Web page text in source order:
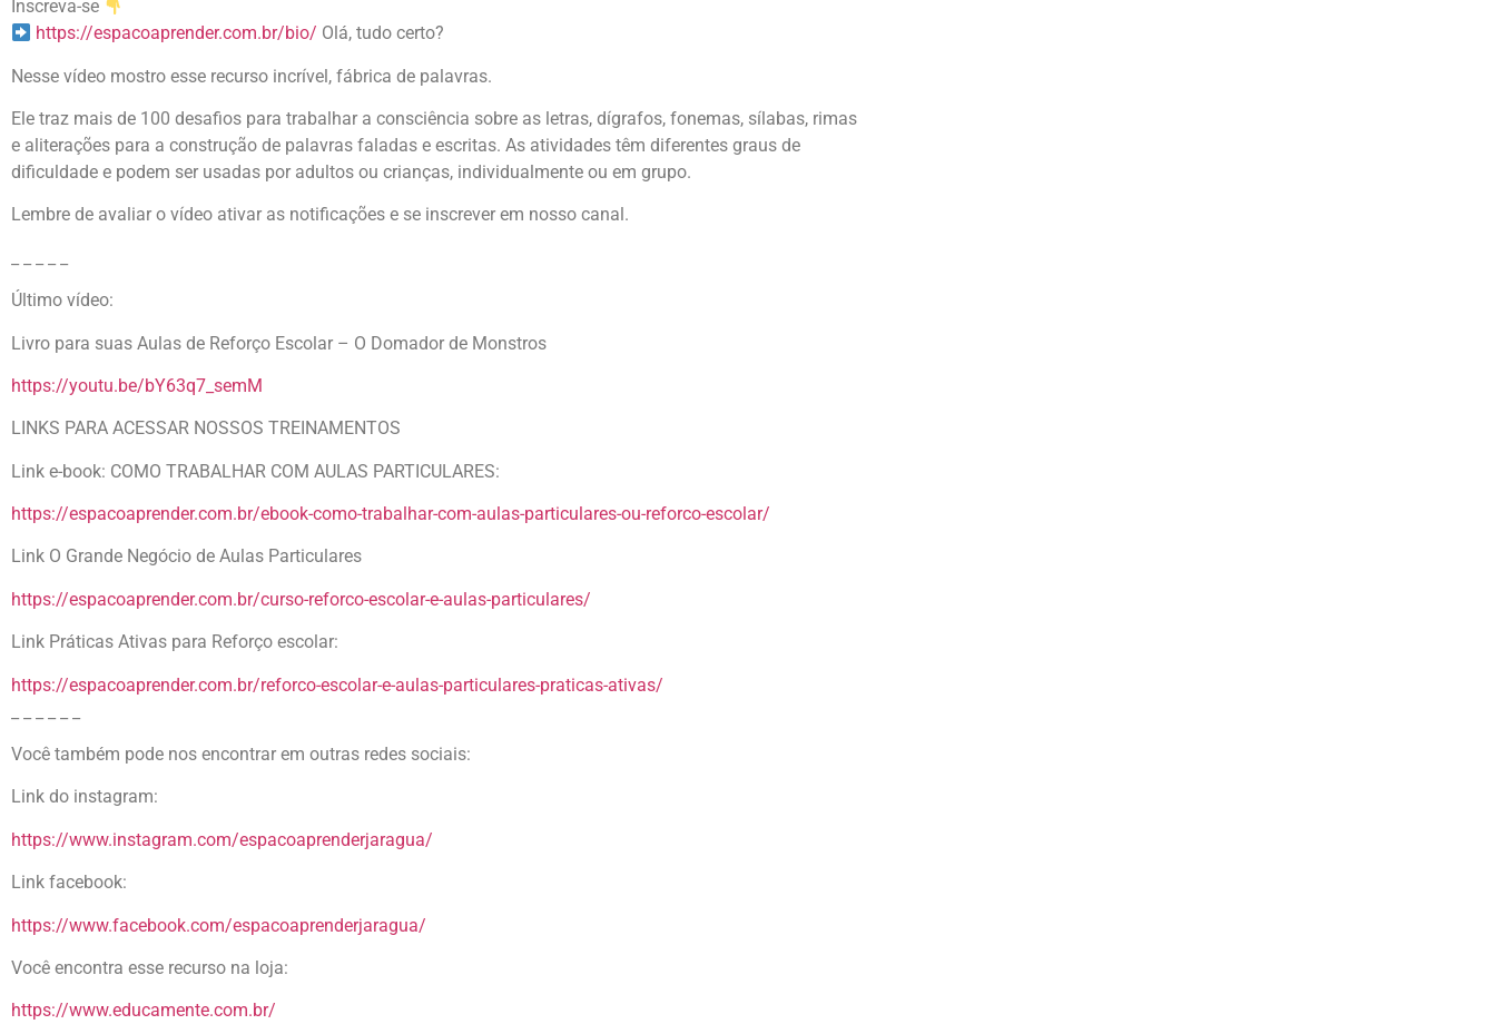
Inscreva-se
https://espacoaprender.com.br/bio/ Olá, tudo certo?
Nesse vídeo mostro esse recurso incrível, fábrica de palavras.
Ele traz mais de 100 desafios para trabalhar a consciência sobre as letras, dígrafos, fonemas, sílabas, rimas
e aliterações para a construção de palavras faladas e escritas. As atividades têm diferentes graus de
dificuldade e podem ser usadas por adultos ou crianças, individualmente ou em grupo.
Lembre de avaliar o vídeo ativar as notificações e se inscrever em nosso canal.
Último vídeo:
Livro para suas Aulas de Reforço Escolar – O Domador de Monstros
https://youtu.be/bY63q7_semM
LINKS PARA ACESSAR NOSSOS TREINAMENTOS
Link e-book: COMO TRABALHAR COM AULAS PARTICULARES:
https://espacoaprender.com.br/ebook-como-trabalhar-com-aulas-particulares-ou-reforco-escolar/
Link O Grande Negócio de Aulas Particulares
https://espacoaprender.com.br/curso-reforco-escolar-e-aulas-particulares/
Link Práticas Ativas para Reforço escolar:
https://espacoaprender.com.br/reforco-escolar-e-aulas-particulares-praticas-ativas/
Você também pode nos encontrar em outras redes sociais:
Link do instagram:
https://www.instagram.com/espacoaprenderjaragua/
Link facebook:
https://www.facebook.com/espacoaprenderjaragua/
Você encontra esse recurso na loja:
https://www.educamente.com.br/